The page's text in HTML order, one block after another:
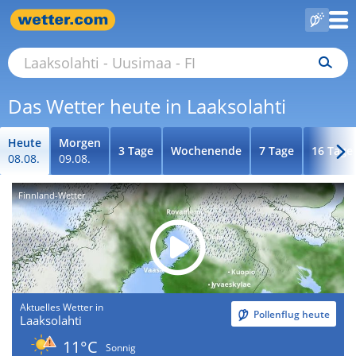
Das Wetter heute in Laaksolahti
Heute
08.08.
Morgen
09.08.
3 Tage Wochenende 7 Tage 16 Tage
Finnland-Wetter
Aktuelles Wetter in
Laaksolahti Pollenflug heute
11°C
Sonnig